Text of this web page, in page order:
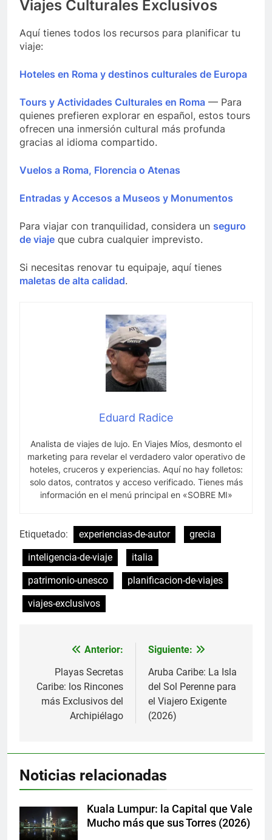
Viajes Culturales Exclusivos
Aquí tienes todos los recursos para planificar tu
viaje:
Hoteles en Roma y destinos culturales de Europa
Tours y Actividades Culturales en Roma — Para
quienes prefieren explorar en español, estos tours
ofrecen una inmersión cultural más profunda
gracias al idioma compartido.
Vuelos a Roma, Florencia o Atenas
Entradas y Accesos a Museos y Monumentos
Para viajar con tranquilidad, considera un seguro
de viaje que cubra cualquier imprevisto.
Si necesitas renovar tu equipaje, aquí tienes
maletas de alta calidad.
Eduard Radice
Analista de viajes de lujo. En Viajes Míos, desmonto el
marketing para revelar el verdadero valor operativo de
hoteles, cruceros y experiencias. Aquí no hay folletos:
solo datos, contratos y acceso verificado. Tienes más
información en el menú principal en «SOBRE MI»
Etiquetado: experiencias-de-autor
grecia
inteligencia-de-viaje
italia
patrimonio-unesco
planificacion-de-viajes
viajes-exclusivos
Navegación
entradas
Anterior:
Playas Secretas
Caribe: los Rincones
más Exclusivos del
Archipiélago
Siguiente:
Aruba Caribe: La Isla
del Sol Perenne para
el Viajero Exigente
(2026)
Noticias relacionadas
Kuala Lumpur: la Capital que Vale
Mucho más que sus Torres (2026)